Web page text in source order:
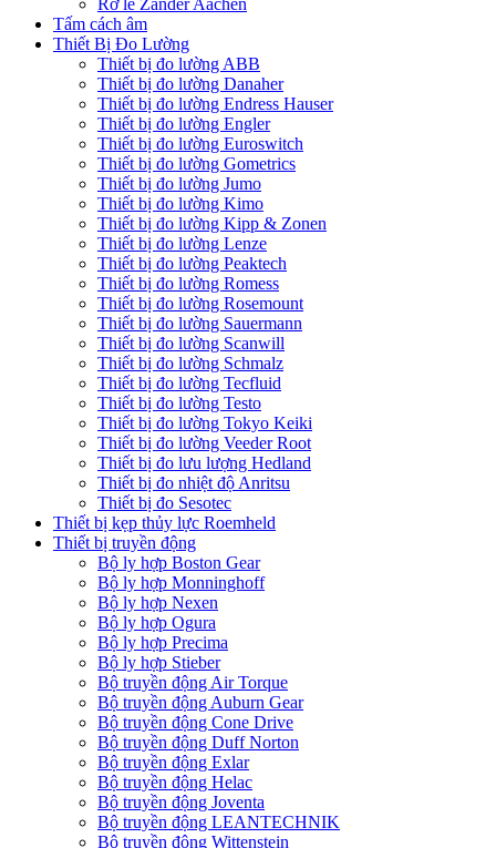
Rơ le Zander Aachen
Tấm cách âm
Thiết Bị Đo Lường
Thiết bị đo lường ABB
Thiết bị đo lường Danaher
Thiết bị đo lường Endress Hauser
Thiết bị đo lường Engler
Thiết bị đo lường Euroswitch
Thiết bị đo lường Gometrics
Thiết bị đo lường Jumo
Thiết bị đo lường Kimo
Thiết bị đo lường Kipp & Zonen
Thiết bị đo lường Lenze
Thiết bị đo lường Peaktech
Thiết bị đo lường Romess
Thiết bị đo lường Rosemount
Thiết bị đo lường Sauermann
Thiết bị đo lường Scanwill
Thiết bị đo lường Schmalz
Thiết bị đo lường Tecfluid
Thiết bị đo lường Testo
Thiết bị đo lường Tokyo Keiki
Thiết bị đo lường Veeder Root
Thiết bị đo lưu lượng Hedland
Thiết bị đo nhiệt độ Anritsu
Thiết bị đo Sesotec
Thiết bị kẹp thủy lực Roemheld
Thiết bị truyền động
Bộ ly hợp Boston Gear
Bộ ly hợp Monninghoff
Bộ ly hợp Nexen
Bộ ly hợp Ogura
Bộ ly hợp Precima
Bộ ly hợp Stieber
Bộ truyền động Air Torque
Bộ truyền động Auburn Gear
Bộ truyền động Cone Drive
Bộ truyền động Duff Norton
Bộ truyền động Exlar
Bộ truyền động Helac
Bộ truyền động Joventa
Bộ truyền động LEANTECHNIK
Bộ truyền động Wittenstein